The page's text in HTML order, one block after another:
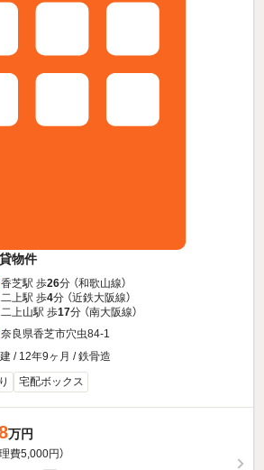
物件
香芝駅 歩26分 （和歌山線）
二上駅 歩4分 （近鉄大阪線）
二上山駅 歩17分 （南大阪線）
奈良県香芝市穴虫84-1
/ 12年9ヶ月 / 鉄骨造
宅配ボックス
万円
理費5,000円）